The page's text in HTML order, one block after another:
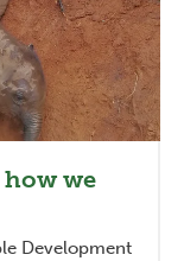
how we
Development